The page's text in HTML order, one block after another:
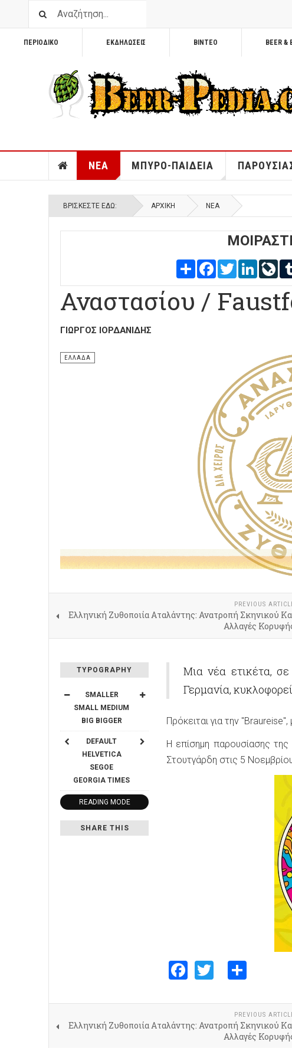
ΠΕΡΙΟΔΙΚΟ ΕΚΔΗΛΩΣΕΙΣ ΒΙΝΤΕΟ BEER &
ΝΕΑ ΜΠΥΡΟ-ΠΑΙΔΕΙΑ
ΒΡΊΣΚΕΣΤΕ ΕΔΏ: ΑΡΧΙΚΉ ΝΕΑ
Share FacebookTwitterLinkedIn
Αναστασίου /
ΓΙΏΡΓΟΣ ΙΟΡΔΑΝΊΔΗΣ
ΕΛΛΑΔΑ
PREVIOUS
Ελληνική Ζυθοποιία Αταλάντης: Ανατροπή Σκηνικού
Αλλαγές
TYPOGRAPHY
SMALLER
SMALL MEDIUM
BIG BIGGER
DEFAULT
HELVETICA
SEGOE
GEORGIA TIMES
READING MODE
SHARE THIS
Μια νέα ετικέτα,
Γερμανία,
Πρόκειται για την
Η επίσημη παρουσίασης
Στουτγάρδη στις 5
Facebook
Twitter
PREVIOUS
Ελληνική Ζυθοποιία Αταλάντης: Ανατροπή Σκηνικού
Αλλαγές